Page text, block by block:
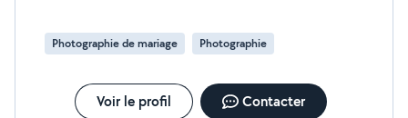
Photographie de mariage Photographie
Voir le profil Contacter